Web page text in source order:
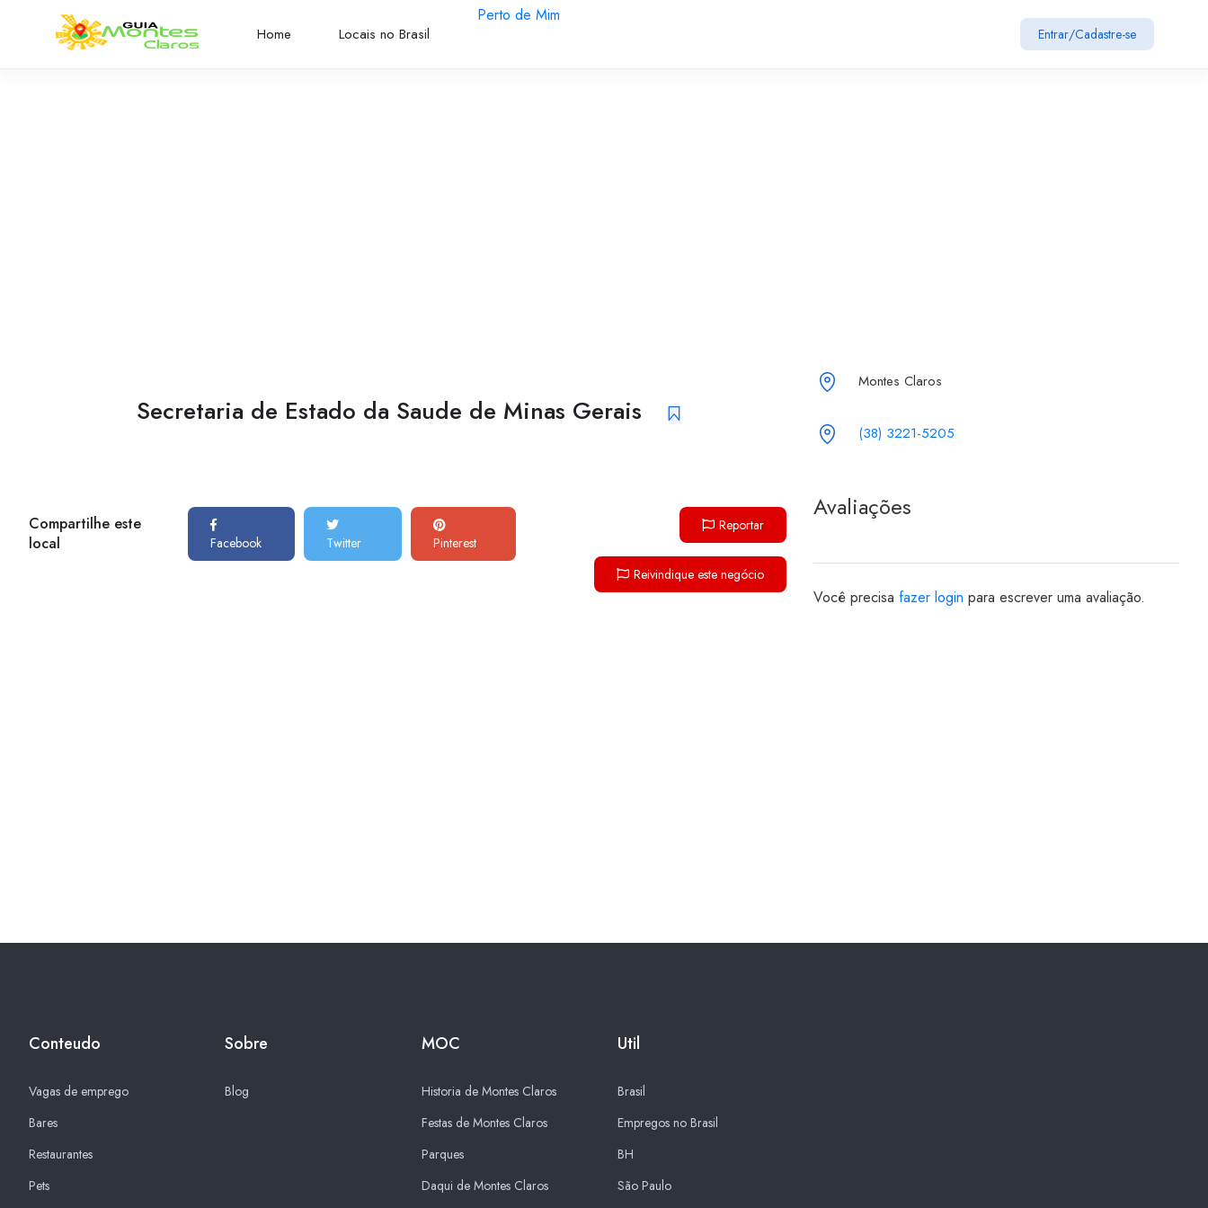
Home Locais no Brasil
Perto de Mim
Entrar/Cadastre-se
Secretaria de Estado da Saude de Minas Gerais
Compartilhe este
local
Facebook Twitter Pinterest
Reportar
Reivindique este negócio
Montes Claros
(38) 3221-5205
Avaliações
Você precisa fazer login para escrever uma avaliação.
Conteudo
Vagas de emprego
Bares
Restaurantes
Pets
Sobre
Blog
MOC
Historia de Montes Claros
Festas de Montes Claros
Parques
Daqui de Montes Claros
Util
Brasil
Empregos no Brasil
BH
São Paulo